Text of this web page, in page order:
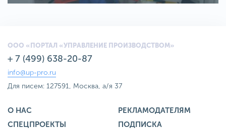
ООО «ПОРТАЛ «УПРАВЛЕНИЕ ПРОИЗВОДСТВОМ»
+ 7 (499) 638-20-87
info@up-pro.ru
Для писем: 127591, Москва, а/я 37
О НАС
РЕКЛАМОДАТЕЛЯМ
СПЕЦПРОЕКТЫ
ПОДПИСКА